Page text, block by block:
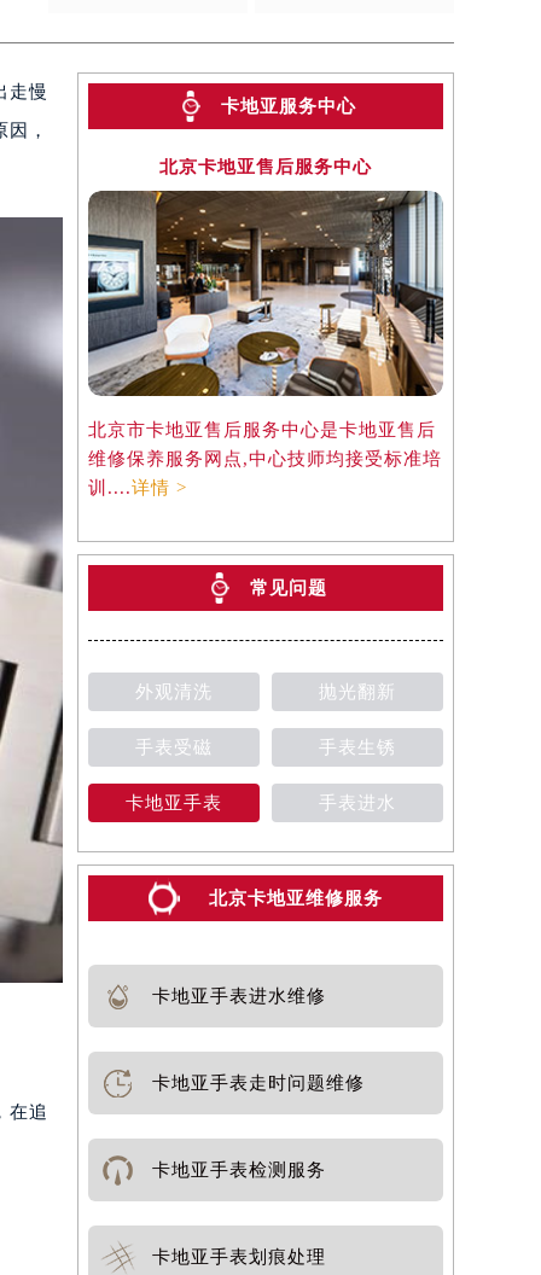
走慢
，
在追
卡地亚服务中心
北京卡地亚售后服务中心
北京市卡地亚售后服务中心是卡地亚售后
维修保养服务网点,中心技师均接受标准培
训....详情 >
常见问题
外观清洗 抛光翻新
手表受磁 手表生锈
卡地亚手表 手表进水
北京卡地亚维修服务
卡地亚手表进水维修
卡地亚手表走时问题维修
卡地亚手表检测服务
卡地亚手表划痕处理